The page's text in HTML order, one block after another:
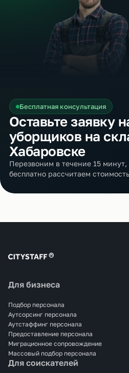
Бесплатная консультация
Оставьте заявку
уборщиков на
Хабаровске
Перезвоним в течение 15
бесплатно рассчитаем
Для бизнеса
Подбор персонала
Аутсорсинг персонала
Аутстаффинг персонала
Предоставление персонала
Миграционное сопровождение
Массовый подбор персонала
Для соискателей